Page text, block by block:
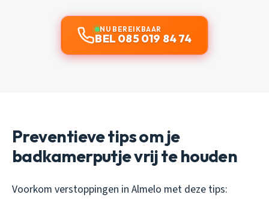
NU BEREIKBAAR
BEL 085 019 84 74
Preventieve tips om je
badkamerputje vrij te houden
Voorkom verstoppingen in Almelo met deze tips: